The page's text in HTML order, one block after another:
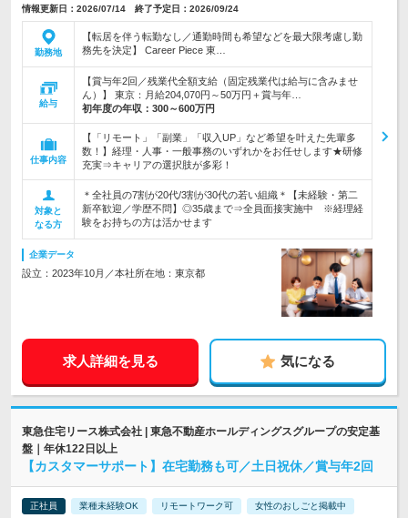
情報更新日：2026/07/14 終了予定日：2026/09/24
勤務地
【転居を伴う転勤なし／通勤時間も希望などを最大限考慮し勤
務先を決定】 Career Piece 東…
給与
【賞与年2回／残業代全額支給（固定残業代は給与に含みませ
ん）】 東京：月給204,070円～50万円＋賞与年…
初年度の年収： 300～600万円
仕事内容
【「リモート」「副業」「収入UP」など希望を叶えた先輩多
数！】経理・人事・一般事務のいずれかをお任せします★研修
充実⇒キャリアの選択肢が多彩！
対象と
なる方
＊全社員の7割が20代/3割が30代の若い組織＊【未経験・第二
新卒歓迎／学歴不問】◎35歳まで⇒全員面接実施中 ※経理経
験をお持ちの方は活かせます
企業データ
設立：2023年10月／本社所在地：東京都
求人詳細を見る 気になる
東急住宅リース株式会社 | 東急不動産ホールディングスグループの安定基
盤｜年休122日以上
【カスタマーサポート】在宅勤務も可／土日祝休／賞与年2回
正社員 業種未経験OK リモートワーク可 女性のおしごと掲載中